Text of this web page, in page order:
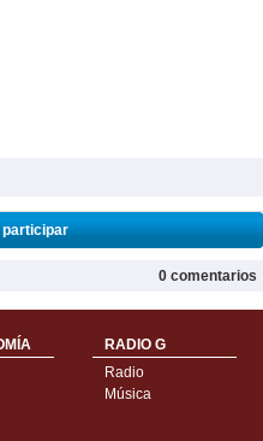
0 comentarios
RADIO G
Radio
Música